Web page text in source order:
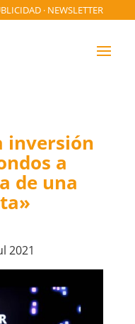
· NEWSLETTER
inversión
a
de una
2021